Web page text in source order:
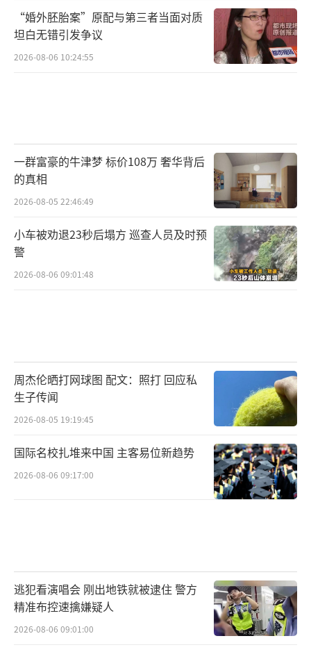
“婚外胚胎案”原配与第三者当面对质
坦白无错引发争议
2026-08-06 10:24:55
一群富豪的牛津梦 标价108万 奢华背后
的真相
2026-08-05 22:46:49
小车被劝退23秒后塌方 巡查人员及时预
警
2026-08-06 09:01:48
周杰伦晒打网球图 配文：照打 回应私
生子传闻
2026-08-05 19:19:45
国际名校扎堆来中国 主客易位新趋势
2026-08-06 09:17:00
逃犯看演唱会 刚出地铁就被逮住 警方
精准布控速擒嫌疑人
2026-08-06 09:01:00